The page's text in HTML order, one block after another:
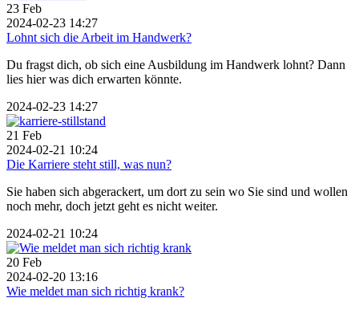
23 Feb
2024-02-23 14:27
Lohnt sich die Arbeit im Handwerk?
Du fragst dich, ob sich eine Ausbildung im Handwerk lohnt? Dann
lies hier was dich erwarten könnte.
2024-02-23 14:27
21 Feb
2024-02-21 10:24
Die Karriere steht still, was nun?
Sie haben sich abgerackert, um dort zu sein wo Sie sind und wollen
noch mehr, doch jetzt geht es nicht weiter.
2024-02-21 10:24
20 Feb
2024-02-20 13:16
Wie meldet man sich richtig krank?